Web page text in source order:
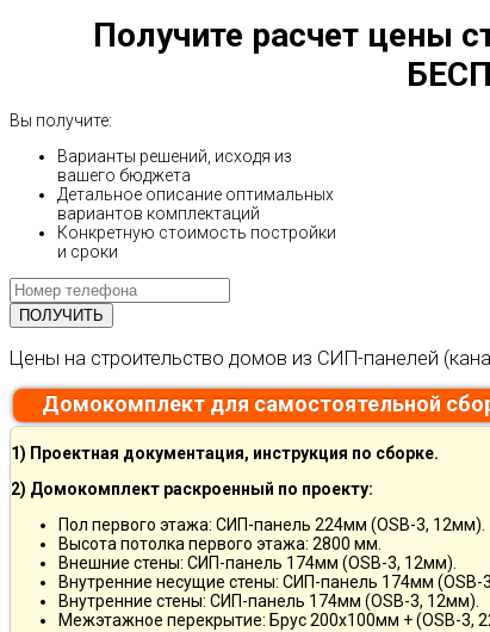
Получите расчет цены
Вы получите:
Варианты решений, исходя из
вашего бюджета
Детальное описание оптимальных
вариантов комплектаций
Конкретную стоимость постройки
и сроки
Цены на строительство домов из СИП-панелей
Домокомплект для самостоятельной
1) Проектная документация, инструкция по сборке.
2) Домокомплект раскроенный по проекту:
Пол первого этажа: СИП-панель 224мм (OSB-3, 12мм).
Высота потолка первого этажа: 2800 мм.
Внешние стены: СИП-панель 174мм (OSB-3, 12мм).
Внутренние несущие стены: СИП-панель 174мм (OSB-
Внутренние стены: СИП-панель 174мм (OSB-3, 12мм).
Межэтажное перекрытие: Брус 200х100мм + (OSB-3,